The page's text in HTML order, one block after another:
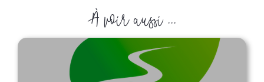
À voir aussi ...